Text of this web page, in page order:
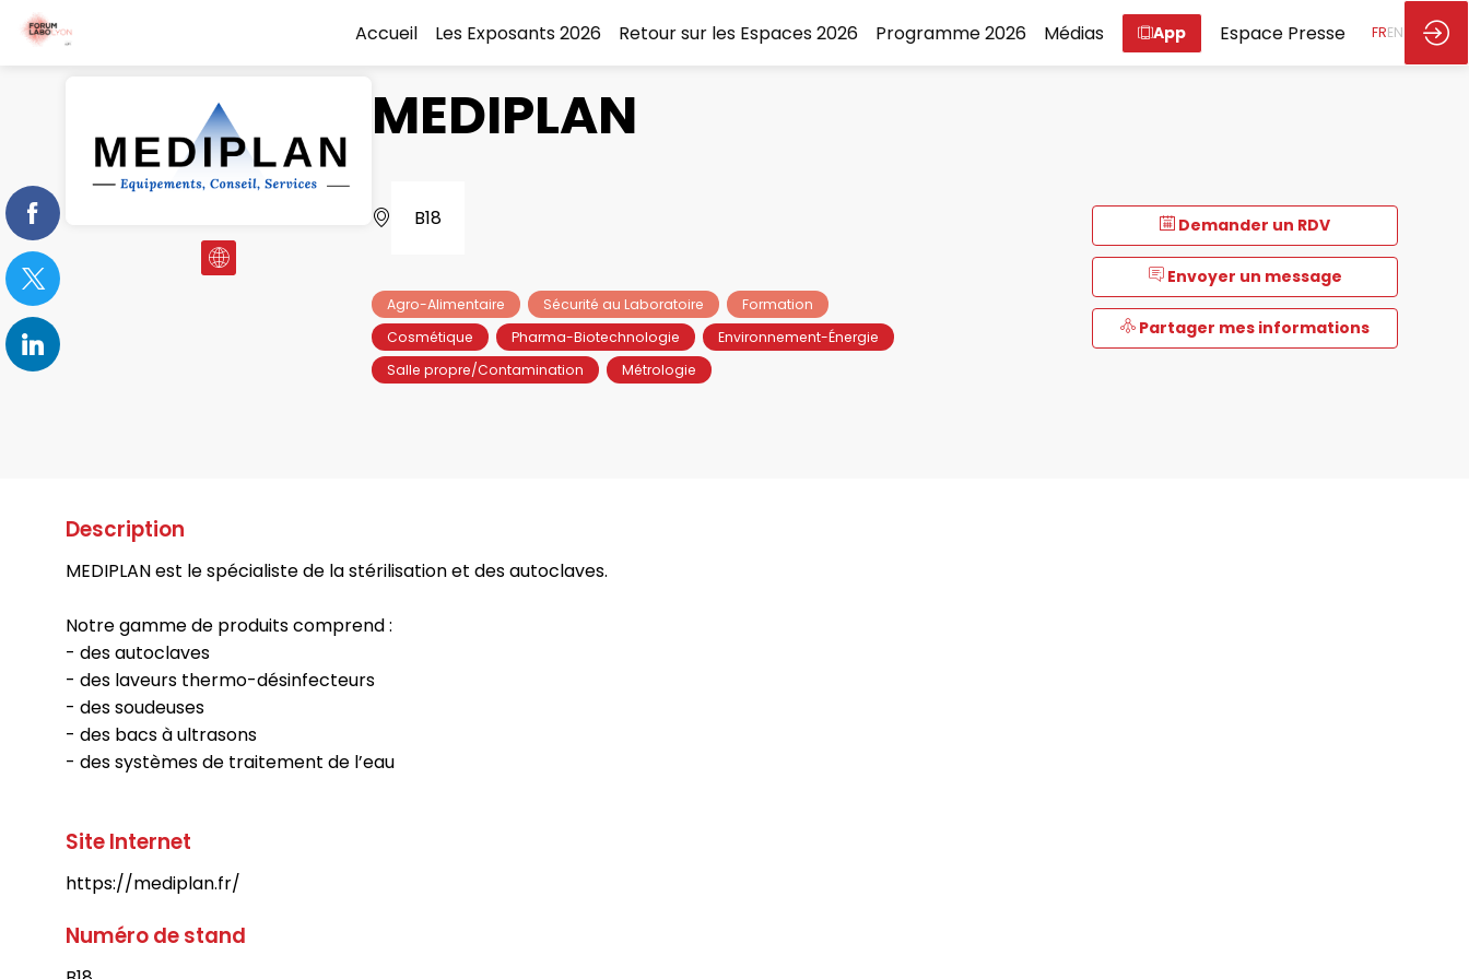
Accueil Les Exposants 2026 Retour sur les Espaces 2026 Programme 2026 Médias App Espace Presse FREN
Demander un RDV
Envoyer un message
Partager mes informations
MEDIPLAN
B18
Agro-Alimentaire Sécurité au Laboratoire
Formation
Cosmétique
Pharma-Biotechnologie
Environnement-Énergie
Salle propre/Contamination
Métrologie
Description
MEDIPLAN est le spécialiste de la stérilisation et des autoclaves.
Notre gamme de produits comprend :
- des autoclaves
- des laveurs thermo-désinfecteurs
- des soudeuses
- des bacs à ultrasons
- des systèmes de traitement de l’eau
Site Internet
https://mediplan.fr/
Numéro de stand